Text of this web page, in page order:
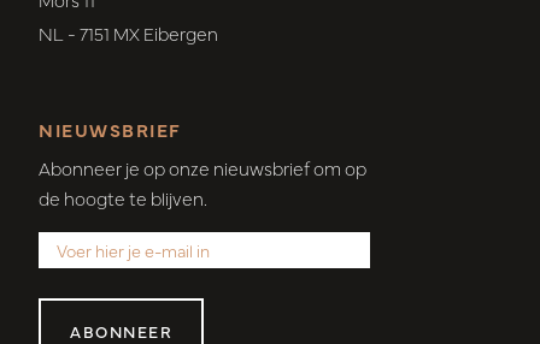
NL - 7151 MX Eibergen
NIEUWSBRIEF
Abonneer je op onze nieuwsbrief om op
de hoogte te blijven.
ABONNEER